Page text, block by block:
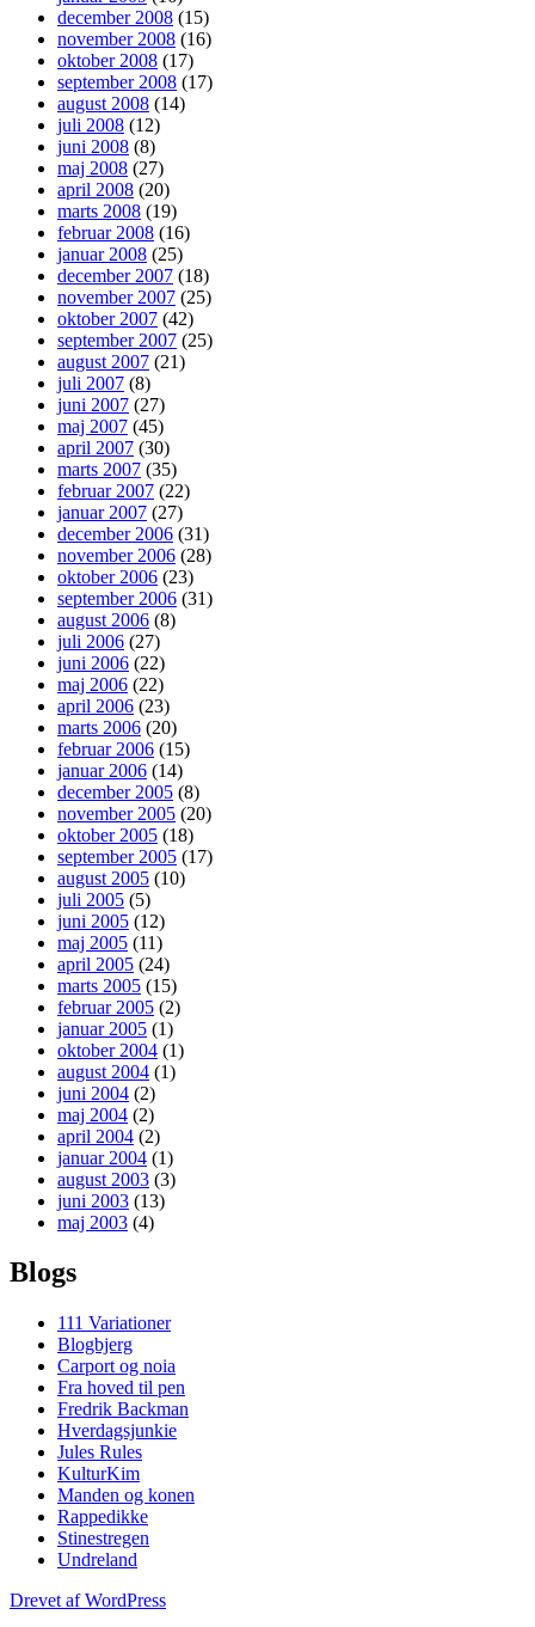
december 2008 (15)
november 2008 (16)
oktober 2008 (17)
september 2008 (17)
august 2008 (14)
juli 2008 (12)
juni 2008 (8)
maj 2008 (27)
april 2008 (20)
marts 2008 (19)
februar 2008 (16)
januar 2008 (25)
december 2007 (18)
november 2007 (25)
oktober 2007 (42)
september 2007 (25)
august 2007 (21)
juli 2007 (8)
juni 2007 (27)
maj 2007 (45)
april 2007 (30)
marts 2007 (35)
februar 2007 (22)
januar 2007 (27)
december 2006 (31)
november 2006 (28)
oktober 2006 (23)
september 2006 (31)
august 2006 (8)
juli 2006 (27)
juni 2006 (22)
maj 2006 (22)
april 2006 (23)
marts 2006 (20)
februar 2006 (15)
januar 2006 (14)
december 2005 (8)
november 2005 (20)
oktober 2005 (18)
september 2005 (17)
august 2005 (10)
juli 2005 (5)
juni 2005 (12)
maj 2005 (11)
april 2005 (24)
marts 2005 (15)
februar 2005 (2)
januar 2005 (1)
oktober 2004 (1)
august 2004 (1)
juni 2004 (2)
maj 2004 (2)
april 2004 (2)
januar 2004 (1)
august 2003 (3)
juni 2003 (13)
maj 2003 (4)
Blogs
111 Variationer
Blogbjerg
Carport og noia
Fra hoved til pen
Fredrik Backman
Hverdagsjunkie
Jules Rules
KulturKim
Manden og konen
Rappedikke
Stinestregen
Undreland
Drevet af WordPress